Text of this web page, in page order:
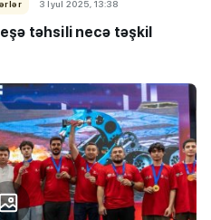
3 İyul 2025, 13:38
təhsili necə təşkil